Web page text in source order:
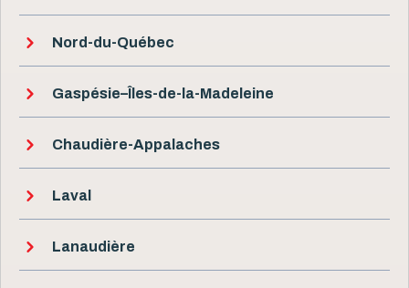
Nord-du-Québec
Gaspésie–Îles-de-la-Madeleine
Chaudière-Appalaches
Laval
Lanaudière